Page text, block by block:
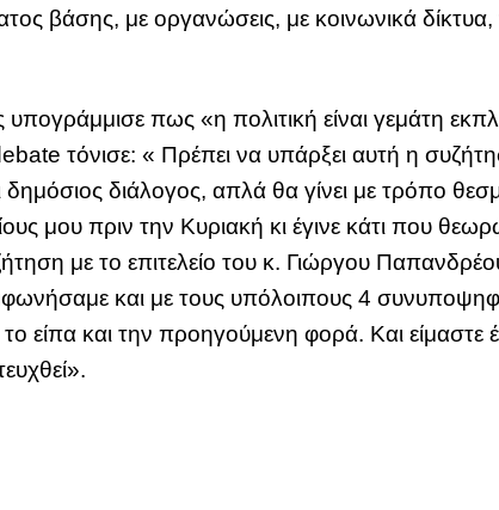
βάσης, με οργανώσεις, με κοινωνικά δίκτυα,
πως «η πολιτική είναι γεμάτη
τόνισε: « Πρέπει να υπάρξει αυτή η
δημόσιος διάλογος, απλά θα γίνει με τρόπο
μου πριν την Κυριακή κι έγινε κάτι που
με το επιτελείο του κ. Γιώργου
και με τους υπόλοιπους 4
και την προηγούμενη φορά. Και είμαστε